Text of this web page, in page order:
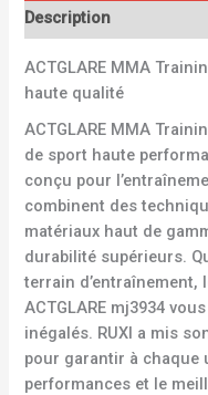
Description
ACTGLARE MMA
haute qualité
ACTGLARE MMA
de sport haute
conçu pour
combinent des
matériaux haut de
durabilité supérieurs.
terrain d’entraînement,
ACTGLARE mj3934
inégalés. RUXI a mis
pour garantir à
performances et le